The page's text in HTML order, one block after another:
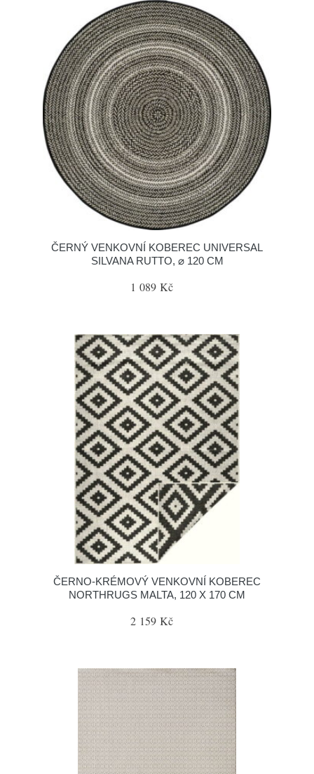
ČERNÝ VENKOVNÍ KOBEREC UNIVERSAL
SILVANA RUTTO, ⌀ 120 CM
1 089 Kč
ČERNO-KRÉMOVÝ VENKOVNÍ KOBEREC
NORTHRUGS MALTA, 120 X 170 CM
2 159 Kč